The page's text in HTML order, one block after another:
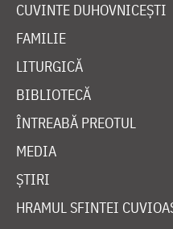
CUVINTE DUHOVNICEȘTI
FAMILIE
LITURGICĂ
BIBLIOTECĂ
ÎNTREABĂ PREOTUL
MEDIA
ȘTIRI
HRAMUL SFINTEI